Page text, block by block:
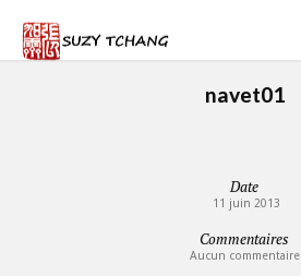
navet01
Date
11 juin 2013
Commentaires
Aucun commentaire